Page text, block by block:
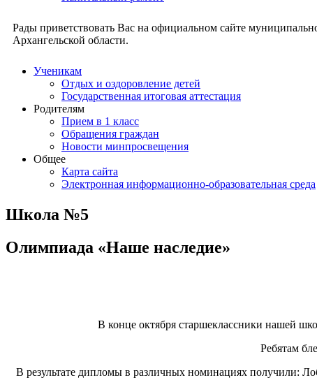
Рады приветствовать Вас на официальном сайте
Архангельской области.
Ученикам
Отдых и оздоровление детей
Государственная итоговая аттестация
Родителям
Прием в 1 класс
Обращения граждан
Новости минпросвещения
Общее
Карта сайта
Электронная информационно-образовательная среда
Школа №5
Олимпиада «Наше наследие»
В конце октября старшеклассники нашей
Ребятам
В результате дипломы в различных номинациях получили: